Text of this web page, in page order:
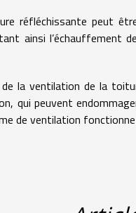
réfléchissante peut
ainsi
la ventilation de la
qui peuvent
de ventilation